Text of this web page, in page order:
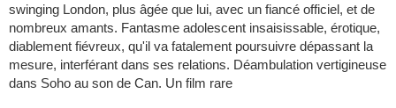
swinging London, plus âgée que lui, avec un fiancé officiel, et de
nombreux amants. Fantasme adolescent insaisissable, érotique,
diablement fiévreux, qu'il va fatalement poursuivre dépassant la
mesure, interférant dans ses relations. Déambulation vertigineuse
dans Soho au son de Can. Un film rare